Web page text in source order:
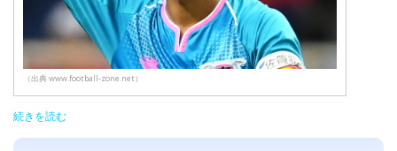
（出典 www.football-zone.net）
続きを読む